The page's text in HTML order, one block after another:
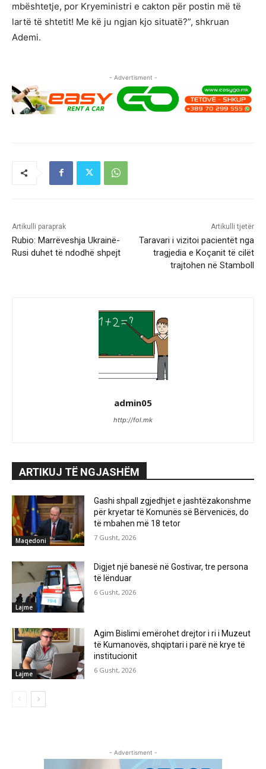
mbështetje, por Kryeministri e cakton për postin më të
lartë të shtetit! Me kë ju ngjan kjo situatë?”, shkruan
Ademi.
- Advertisment -
Artikulli paraprak
Rubio: Marrëveshja Ukrainë-
Rusi duhet të ndodhë shpejt
Artikulli tjetër
Taravari i vizitoi pacientët nga
tragjedia e Koçanit të cilët
trajtohen në Stamboll
admin05
http://fol.mk
ARTIKUJ TË NGJASHËM
Maqedoni
Gashi shpall zgjedhjet e jashtëzakonshme
për kryetar të Komunës së Bërvenicës, do
të mbahen më 18 tetor
7 Gusht, 2026
Lajme
Digjet një banesë në Gostivar, tre persona
të lënduar
6 Gusht, 2026
Lajme
Agim Bislimi emërohet drejtor i ri i Muzeut
të Kumanovës, shqiptari i parë në krye të
institucionit
6 Gusht, 2026
- Advertisment -